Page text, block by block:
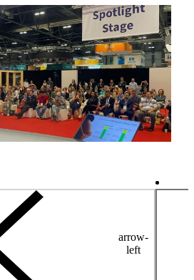
arrow-
left